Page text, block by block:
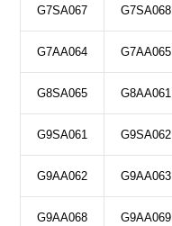
G7SA067 G7SA068
G7AA064 G7AA065
G8SA065 G8AA061
G9SA061 G9SA062
G9AA062 G9AA063
G9AA068 G9AA069